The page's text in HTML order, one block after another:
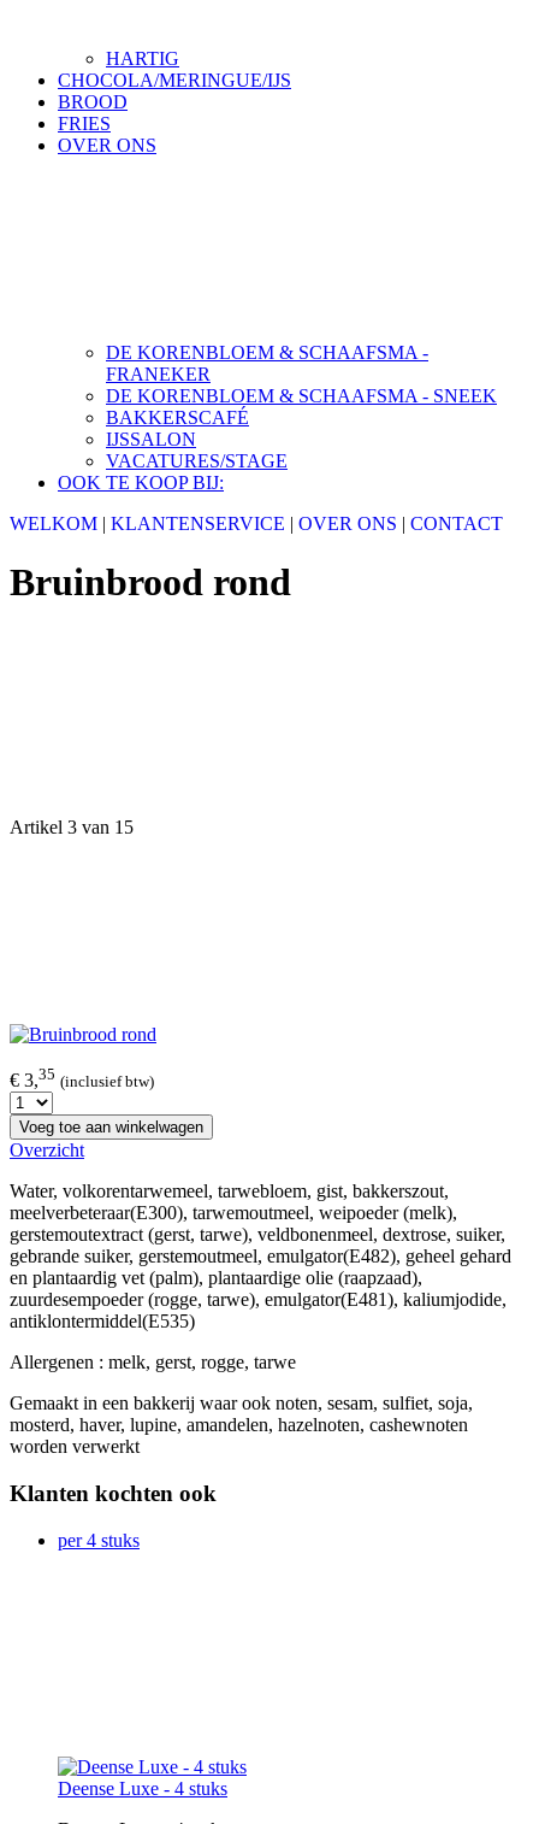
HARTIG
CHOCOLA/MERINGUE/IJS
BROOD
FRIES
OVER ONS
DE KORENBLOEM & SCHAAFSMA -
FRANEKER
DE KORENBLOEM & SCHAAFSMA - SNEEK
BAKKERSCAFÉ
IJSSALON
VACATURES/STAGE
OOK TE KOOP BIJ:
WELKOM | KLANTENSERVICE | OVER ONS | CONTACT
Bruinbrood rond
Artikel 3 van 15
€ 3,35 (inclusief btw)
Voeg toe aan winkelwagen
Overzicht
Water, volkorentarwemeel, tarwebloem, gist, bakkerszout,
meelverbeteraar(E300), tarwemoutmeel, weipoeder (melk),
gerstemoutextract (gerst, tarwe), veldbonenmeel, dextrose, suiker,
gebrande suiker, gerstemoutmeel, emulgator(E482), geheel gehard
en plantaardig vet (palm), plantaardige olie (raapzaad),
zuurdesempoeder (rogge, tarwe), emulgator(E481), kaliumjodide,
antiklontermiddel(E535)
Allergenen : melk, gerst, rogge, tarwe
Gemaakt in een bakkerij waar ook noten, sesam, sulfiet, soja,
mosterd, haver, lupine, amandelen, hazelnoten, cashewnoten
worden verwerkt
Klanten kochten ook
per 4 stuks
Deense Luxe - 4 stuks